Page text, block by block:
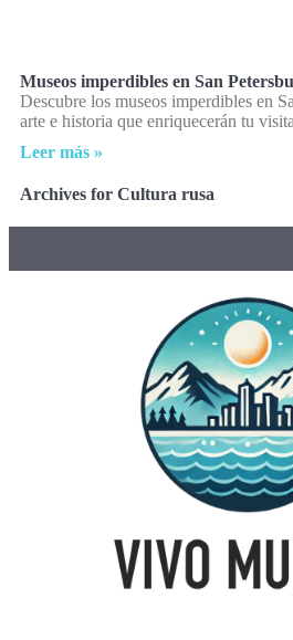
Museos imperdibles en San
Descubre los museos imperdibles en
arte e historia que enriquecerán tu
Leer más »
Archives for Cultura rusa